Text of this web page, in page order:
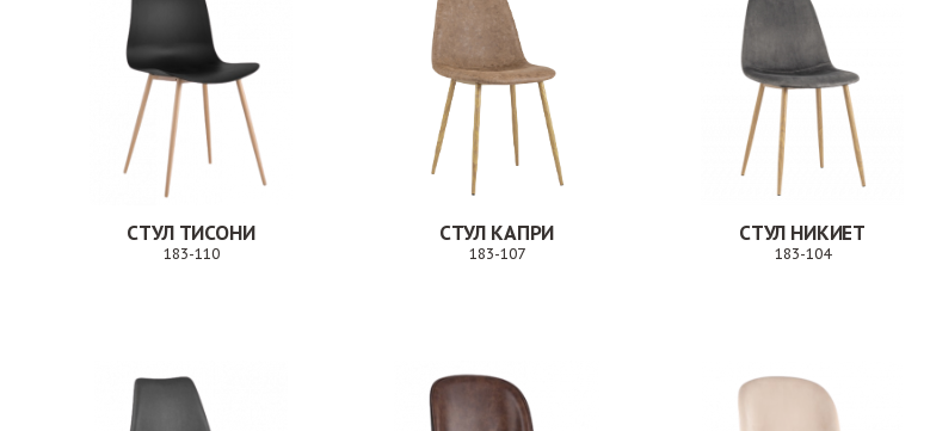
СТУЛ ТИСОНИ
183-110
СТУЛ КАПРИ
183-107
СТУЛ НИКИЕТ
183-104